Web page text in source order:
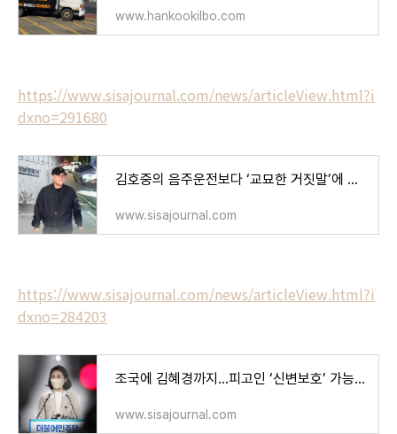
www.hankookilbo.com
https://www.sisajournal.com/news/articleView.html?i
dxno=291680
김호중의 음주운전보다 ‘교묘한 거짓말’에 국민 더 분노 - 시사저널
www.sisajournal.com
https://www.sisajournal.com/news/articleView.html?i
dxno=284203
조국에 김혜경까지…피고인 ‘신변보호’ 가능한 이유는 - 시사저널
www.sisajournal.com